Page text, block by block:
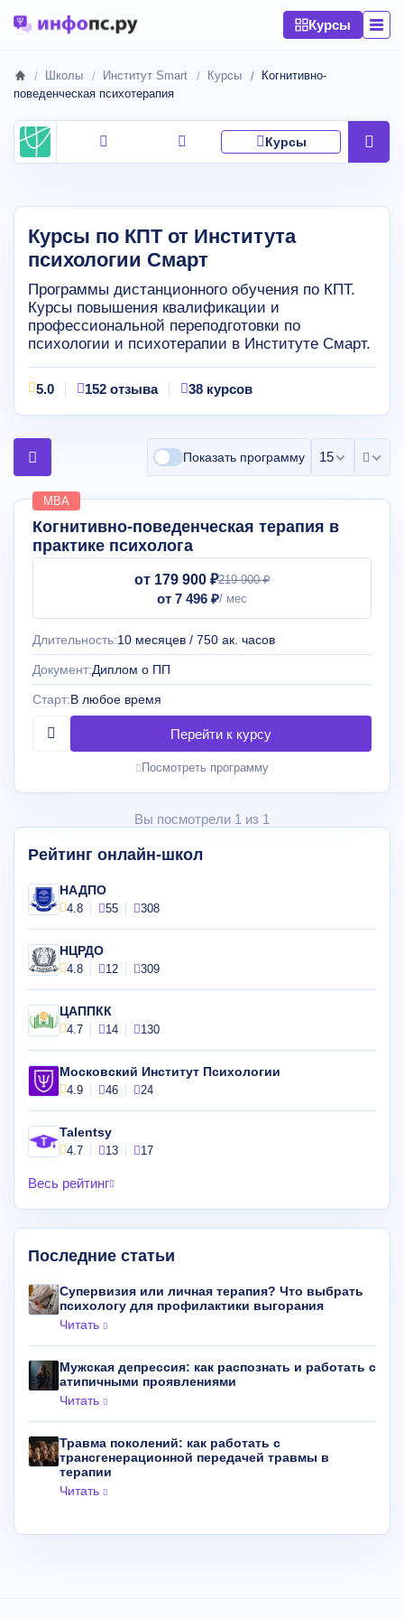
Курсы
Школы Институт Smart Курсы
Когнитивно-
поведенческая психотерапия
Курсы по КПТ от Института
психологии Смарт
Программы дистанционного обучения по КПТ.
Курсы повышения квалификации и
профессиональной переподготовки по
психологии и психотерапии в Институте Смарт.
5.0 152 отзыва 38 курсов
Показать программу 15 на
MBA
Когнитивно-поведенческая терапия в
практике психолога
от 179 900 ₽219 900 ₽
от 7 496 ₽
Длительность:10 месяцев / 750 ак. часов
Документ:Диплом о ПП
Старт:В любое время
Посмотреть программу
Вы посмотрели 1 из 1
Курсы
Рейтинг онлайн-школ
НАДПО
4.8 55 308
НЦРДО
4.8 12 309
ЦАППКК
4.7 14 130
Московский Институт Психологии
4.9 46 24
Talentsy
4.7 13 17
Весь рейтинг
Последние статьи
Супервизия или личная терапия? Что выбрать
психологу для профилактики выгорания
Читать
Мужская депрессия: как распознать и работать с
атипичными проявлениями
Читать
Травма поколений: как работать с
трансгенерационной передачей травмы в
терапии
Читать